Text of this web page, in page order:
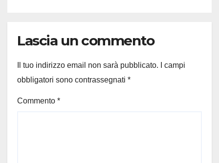
Lascia un commento
Il tuo indirizzo email non sarà pubblicato.
I campi
obbligatori sono contrassegnati *
Commento *